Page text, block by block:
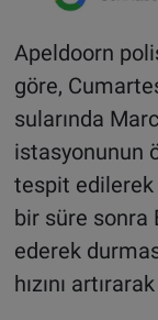
Apeldoorn
göre,
sularında
istasyonunun
tespit edilerek
bir süre sonra
ederek
hızını